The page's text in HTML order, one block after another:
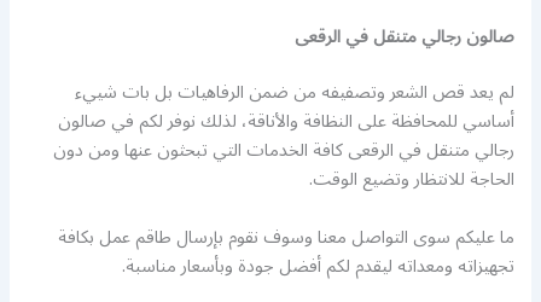
صالون رجالي متنقل في الرقعى
لم يعد قص الشعر وتصفيفه من ضمن الرفاهيات بل بات شييء
أساسي للمحافظة على النظافة والأناقة، لذلك نوفر لكم في صالون
رجالي متنقل في الرقعى كافة الخدمات التي تبحثون عنها ومن دون
الحاجة للانتظار وتضيع الوقت.
ما عليكم سوى التواصل معنا وسوف نقوم بإرسال طاقم عمل بكافة
تجهيزاته ومعداته ليقدم لكم أفضل جودة وبأسعار مناسبة.